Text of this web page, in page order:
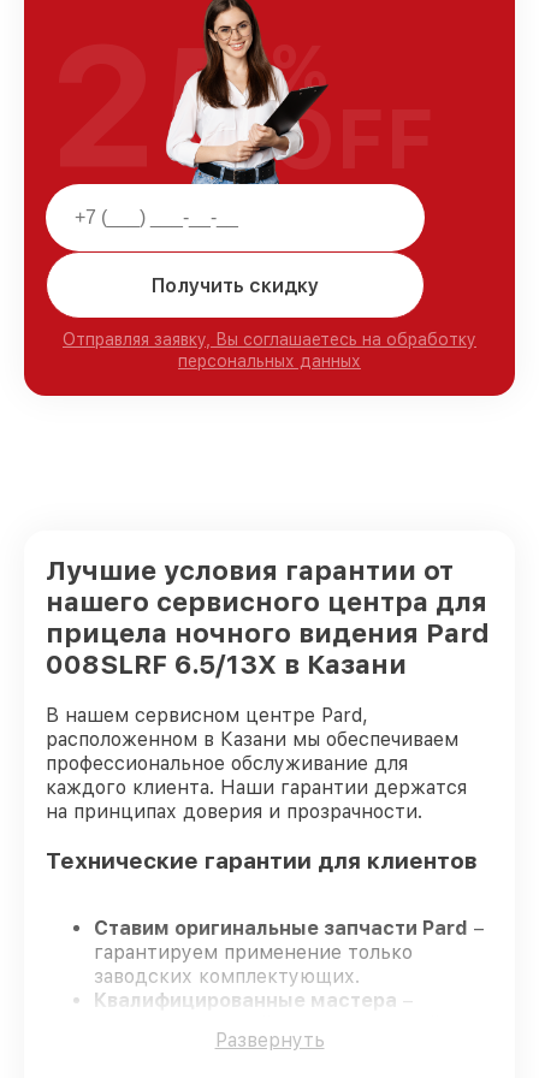
Получить скидку
Отправляя заявку, Вы соглашаетесь на обработку
персональных данных
25%
OFF
Лучшие условия гарантии от
нашего сервисного центра для
прицела ночного видения Pard
008SLRF 6.5/13X в Казани
В нашем сервисном центре Pard,
расположенном в Казани мы обеспечиваем
профессиональное обслуживание для
каждого клиента. Наши гарантии держатся
на принципах доверия и прозрачности.
Технические гарантии для клиентов
Ставим оригинальные запчасти Pard –
гарантируем применение только
заводских комплектующих.
Квалифицированные мастера –
навыков, что гарантирует качество
Развернуть